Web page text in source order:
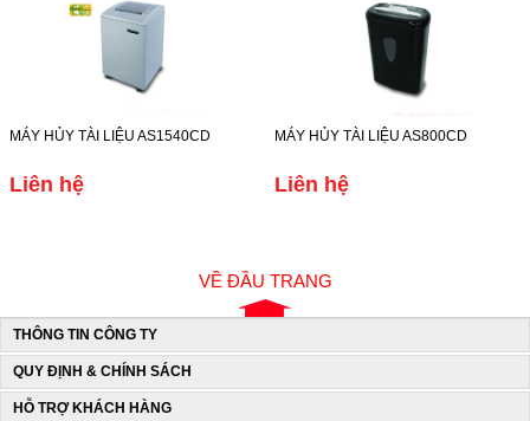
MÁY HỦY TÀI LIỆU AS1540CD
Liên hệ
MÁY HỦY TÀI LIỆU AS800CD
Liên hệ
VỀ ĐẦU TRANG
THÔNG TIN CÔNG TY
QUY ĐỊNH & CHÍNH SÁCH
HỖ TRỢ KHÁCH HÀNG